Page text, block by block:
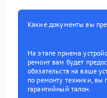
Какие документы вы
На этапе приема
ремонт вам будет
обязательств на ваше
по ремонту техники, вы
гарантийный талон.